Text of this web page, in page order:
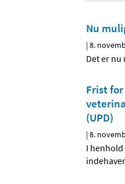
Nu
|8.
Det er nu
Frist
(UPD)
|8.
I